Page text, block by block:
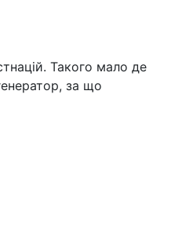
Такого мало де
за що